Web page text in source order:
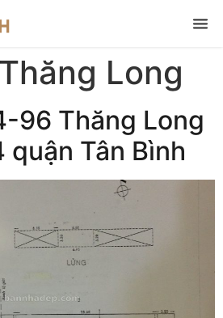
Thăng Long
96 Thăng Long
Tân Bình